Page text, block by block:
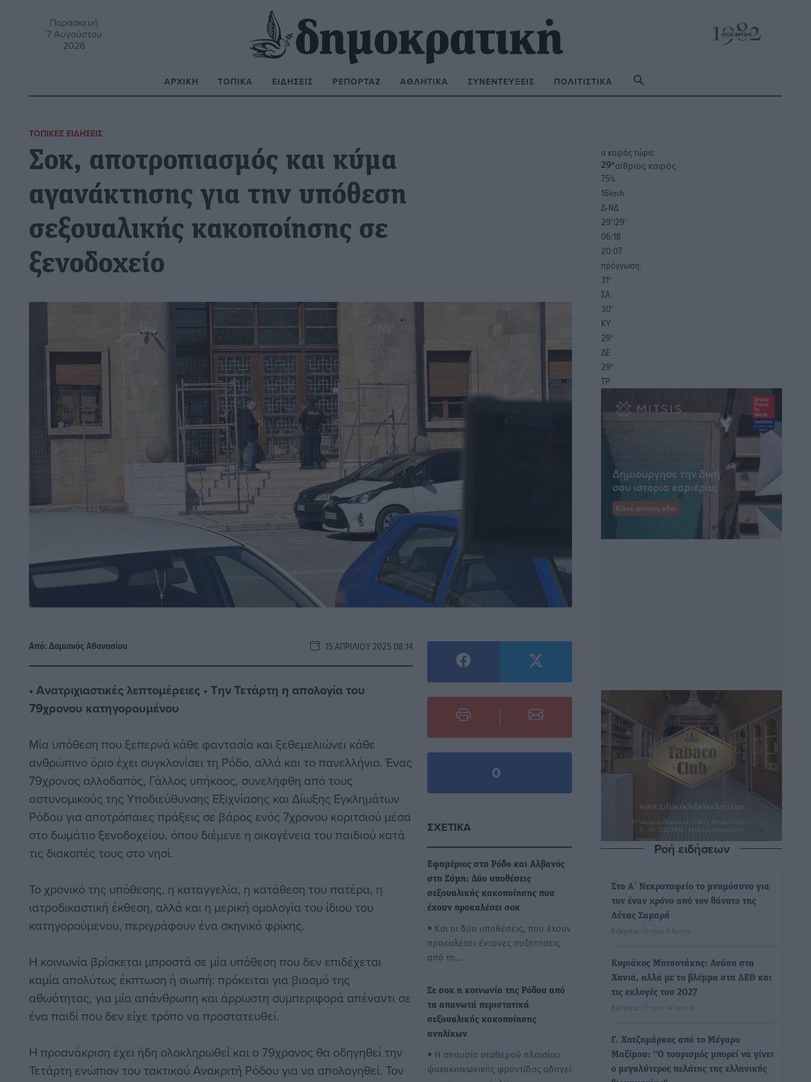
Παρασκευή
7 Αυγούστου
2026
ΑΡΧΙΚΉ ΤΟΠΙΚΆ ΕΙΔΉΣΕΙΣ ΡΕΠΟΡΤΆΖ ΑΘΛΗΤΙΚΆ ΣΥΝΕΝΤΕΎΞΕΙΣ ΠΟΛΙΤΙΣΤΙΚΆ
ΤΟΠΙΚΈΣ ΕΙΔΉΣΕΙΣ
Σοκ, αποτροπιασμός και κύμα
αγανάκτησης για την υπόθεση
σεξουαλικής κακοποίησης σε
ξενοδοχείο
Από:Δαμιανός Αθανασίου 15 ΑΠΡΙΛΊΟΥ 2025 08:14
• Ανατριχιαστικές λεπτομέρειες • Την Τετάρτη η απολογία του
79χρονου κατηγορουμένου
Μία υπόθεση που ξεπερνά κάθε φαντασία και ξεθεμελιώνει κάθε
ανθρώπινο όριο έχει συγκλονίσει τη Ρόδο, αλλά και το πανελλήνιο. Ένας
79χρονος αλλοδαπός, Γάλλος υπήκοος, συνελήφθη από τους
αστυνομικούς της Υποδιεύθυνσης Εξιχνίασης και Δίωξης Εγκλημάτων
Ρόδου για αποτρόπαιες πράξεις σε βάρος ενός 7χρονου κοριτσιού μέσα
στο δωμάτιο ξενοδοχείου, όπου διέμενε η οικογένεια του παιδιού κατά
τις διακοπές τους στο νησί.
Το χρονικό της υπόθεσης, η καταγγελία, η κατάθεση του πατέρα, η
ιατροδικαστική έκθεση, αλλά και η μερική ομολογία του ίδιου του
κατηγορούμενου, περιγράφουν ένα σκηνικό φρίκης.
Η κοινωνία βρίσκεται μπροστά σε μία υπόθεση που δεν επιδέχεται
καμία απολύτως έκπτωση ή σιωπή: πρόκειται για βιασμό της
αθωότητας, για μία απάνθρωπη και άρρωστη συμπεριφορά απέναντι σε
ένα παιδί που δεν είχε τρόπο να προστατευθεί.
Η προανάκριση έχει ήδη ολοκληρωθεί και ο 79χρονος θα οδηγηθεί την
Τετάρτη ενώπιον του τακτικού Ανακριτή Ρόδου για να απολογηθεί. Τον
0
ΣΧΕΤΙΚΆ
Εφημέριος στη Ρόδο και Αλβανός
στη Σύμη: Δύο υποθέσεις
σεξουαλικής κακοποίησης που
έχουν προκαλέσει σοκ
• Και οι δύο υποθέσεις, που έχουν
προκαλέσει έντονες συζητήσεις
από τη…
Σε σοκ η κοινωνία της Ρόδου από
τα απανωτά περιστατικά
σεξουαλικής κακοποίησης
ανηλίκων
• Η απουσία σταθερού πλαισίου
ψυχοκοινωνικής φροντίδας οδηγεί
o καιρός τώρα:
29°αίθριος καιρός
75%
16km/h
Δ-ΝΔ
29°/29°
06:18
20:07
πρόγνωση:
31°
ΣΑ
30°
ΚΥ
29°
ΔΕ
29°
ΤΡ
Ροή ειδήσεων
Στο Α΄ Νεκροταφείο το μνημόσυνο για
τον έναν χρόνο από τον θάνατο της
Λένας Σαμαρά
Ειδήσεις πριν 5 λεπτά
Κυριάκος Μητσοτάκης: Ανάσα στα
Χανιά, αλλά με το βλέμμα στη ΔΕΘ και
τις εκλογές του 2027
Ειδήσεις πριν 14 λεπτά
Γ. Χατζημάρκος από το Μέγαρο
Μαξίμου: “Ο τουρισμός μπορεί να γίνει
ο μεγαλύτερος πελάτης της ελληνικής